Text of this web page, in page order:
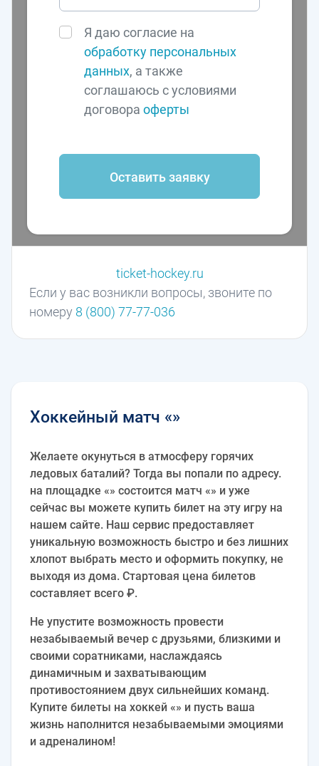
Я даю согласие на
обработку персональных
данных, а также
соглашаюсь с условиями
договораоферты
Оставить заявку
Если у вас возникли вопросы, звоните по
номеру 8 (800) 77-77-036
ticket-hockey.ru
Хоккейный матч «»
Желаете окунуться в атмосферу горячих
ледовых баталий? Тогда вы попали по адресу.
на площадке «» состоится матч «» и уже
сейчас вы можете купить билет на эту игру на
нашем сайте. Наш сервис предоставляет
уникальную возможность быстро и без лишних
хлопот выбрать место и оформить покупку, не
выходя из дома. Стартовая цена билетов
составляет всего ₽.
Не упустите возможность провести
незабываемый вечер с друзьями, близкими и
своими соратниками, наслаждаясь
динамичным и захватывающим
противостоянием двух сильнейших команд.
Купите билеты на хоккей «» и пусть ваша
жизнь наполнится незабываемыми эмоциями
и адреналином!